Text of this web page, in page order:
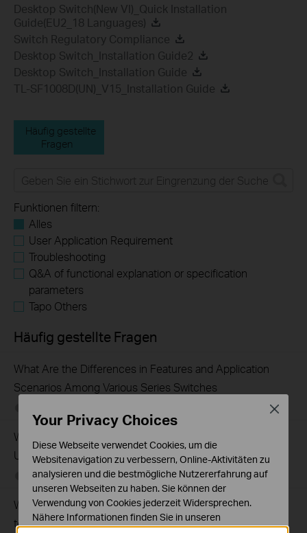
Desktop Switch(New VI)_Quick Installation
Guide(EU2_18 Languages)
Switch Regulatory Compliance
Desktop Switch_Installation Guide2
Desktop Switch_Installation Guide
TL-SF1008D(UN)_V15_Installation Guide
Häufig gestellte
Fragen
Funktionen filtern:
Alles
User Application Requirement
Troubleshooting
Q&A of functional explanation or specification
parameters
Tapo Others
Häufig gestellte Fragen
What Are the Differences in Features and Application
Scenarios Among Various Series Switches
Why Are the Ethernet LED Indicators Off on My TP-Link
Unmanaged Switch?
07-17-2026 415709views
What Can I Do If My PC Is Not Working When Connected
to a TP-Link Unmanaged Switch?
Your Privacy Choices
Diese Webseite verwendet Cookies, um die
Websitenavigation zu verbessern, Online-Aktivitäten zu
analysieren und die bestmögliche Nutzererfahrung auf
unseren Webseiten zu haben. Sie können der
Verwendung von Cookies jederzeit Widersprechen.
Nähere Informationen finden Sie in unseren
Close